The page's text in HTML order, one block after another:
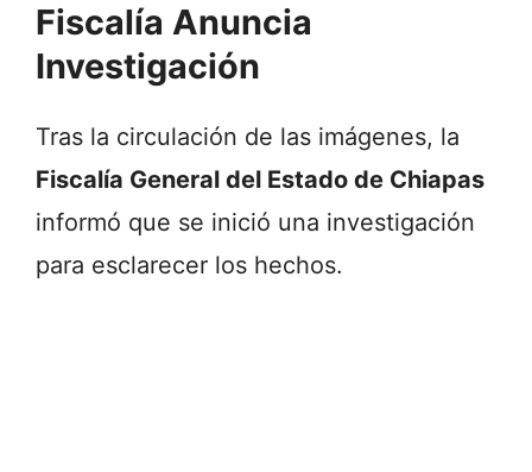
Fiscalía Anuncia
Investigación
Tras la circulación de las imágenes, la
Fiscalía General del Estado de Chiapas
informó que se inició una investigación
para esclarecer los hechos.